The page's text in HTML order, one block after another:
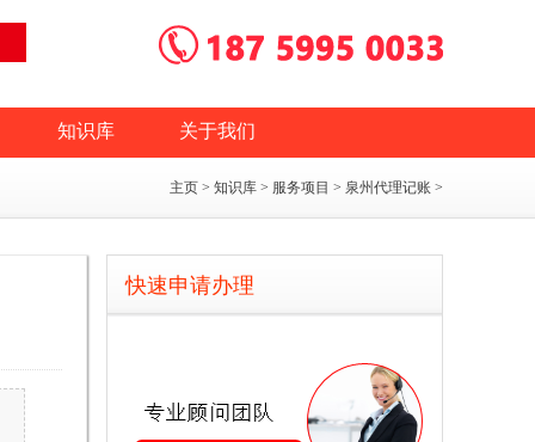
知识库 关于我们
主页 > 知识库 > 服务项目 > 泉州代理记账 >
快速申请办理